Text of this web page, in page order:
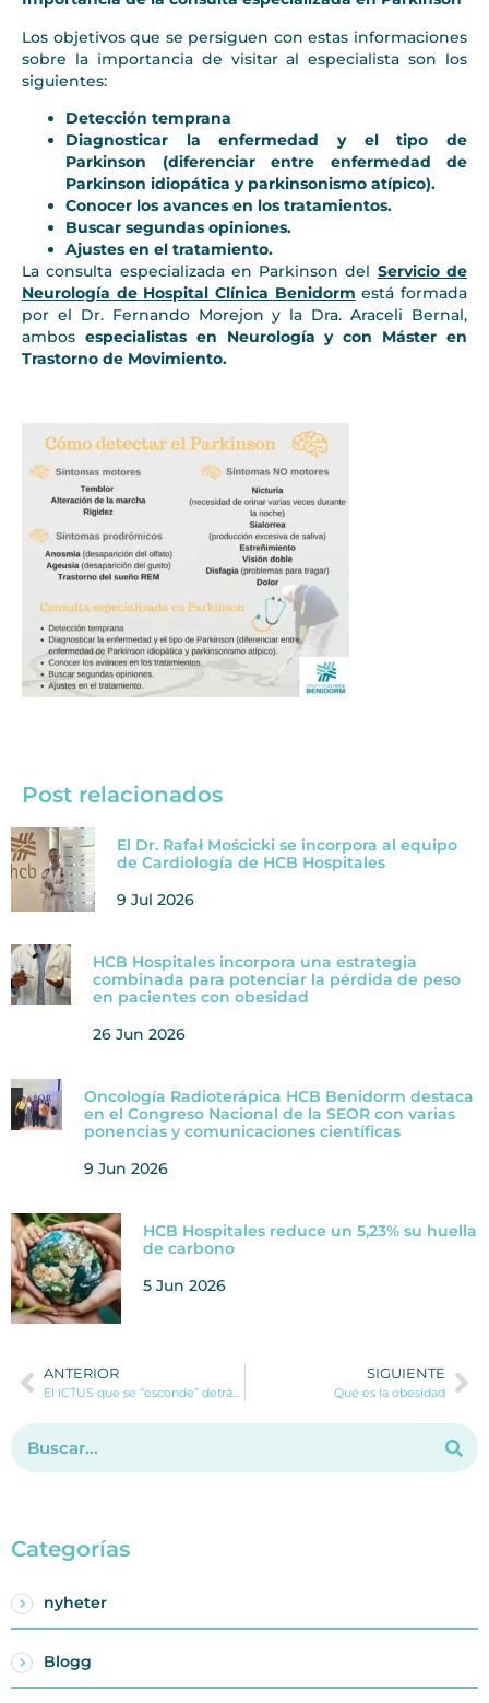
Los objetivos que se persiguen con estas informaciones
sobre la importancia de visitar al especialista son los
siguientes:
Detección temprana
Diagnosticar la enfermedad y el tipo de
Parkinson (diferenciar entre enfermedad de
Parkinson idiopática y parkinsonismo atípico).
Conocer los avances en los tratamientos.
Buscar segundas opiniones.
Ajustes en el tratamiento.
La consulta especializada en Parkinson del Servicio de
Neurología de Hospital Clínica Benidorm está formada
por el Dr. Fernando Morejon y la Dra. Araceli Bernal,
ambos especialistas en Neurología y con Máster en
Trastorno de Movimiento.
Post relacionados
El Dr. Rafał Mościcki se incorpora al equipo
de Cardiología de HCB Hospitales
9 Jul 2026
HCB Hospitales incorpora una estrategia
combinada para potenciar la pérdida de peso
en pacientes con obesidad
26 Jun 2026
Oncología Radioterápica HCB Benidorm destaca
en el Congreso Nacional de la SEOR con varias
ponencias y comunicaciones científicas
9 Jun 2026
HCB Hospitales reduce un 5,23% su huella
de carbono
5 Jun 2026
ANTERIOR
El ICTUS que se “esconde” detrás de síntomas menores puede causar peores secuelas
SIGUIENTE
Qué es la obesidad
Categorías
nyheter
Blogg